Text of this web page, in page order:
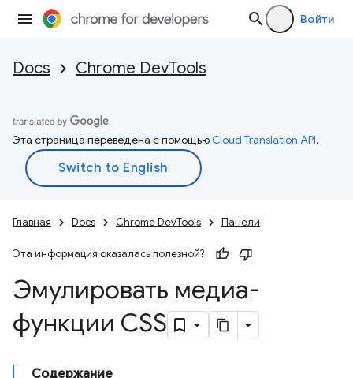
Войти
Docs Chrome DevTools
Эта страница переведена с помощьюCloud Translation API.
Главная Docs Chrome DevTools Панели
Эта информация оказалась полезной?
Эмулировать медиа-
функции CSS
Содержание